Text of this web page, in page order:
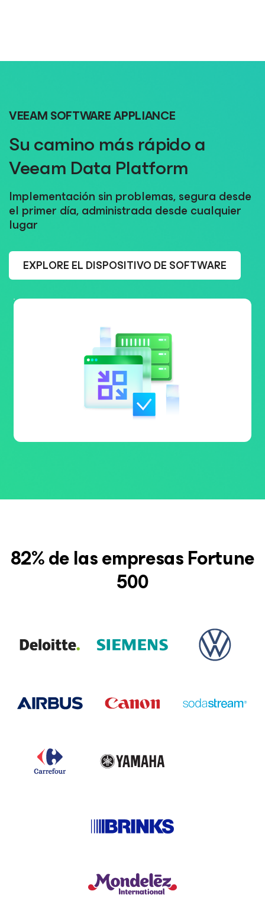
VEEAM SOFTWARE APPLIANCE
Su camino más rápido a
Veeam Data Platform
Implementación sin problemas, segura desde
el primer día, administrada desde cualquier
lugar
EXPLORE EL DISPOSITIVO DE SOFTWARE
82% de las empresas Fortune
500